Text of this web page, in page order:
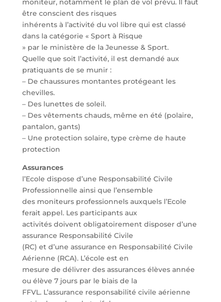
moniteur, notamment le plan de vol prévu. Il faut
être conscient des risques
inhérents à l’activité du vol libre qui est classé
dans la catégorie « Sport à Risque
» par le ministère de la Jeunesse & Sport.
Quelle que soit l’activité, il est demandé aux
pratiquants de se munir :
– De chaussures montantes protégeant les
chevilles.
– Des lunettes de soleil.
– Des vêtements chauds, même en été (polaire,
pantalon, gants)
– Une protection solaire, type crème de haute
protection
Assurances
l’Ecole dispose d’une Responsabilité Civile
Professionnelle ainsi que l’ensemble
des moniteurs professionnels auxquels l’Ecole
ferait appel. Les participants aux
activités doivent obligatoirement disposer d’une
assurance Responsabilité Civile
(RC) et d’une assurance en Responsabilité Civile
Aérienne (RCA). L’école est en
mesure de délivrer des assurances élèves année
ou élève 7 jours par le biais de la
FFVL. L’assurance responsabilité civile aérienne